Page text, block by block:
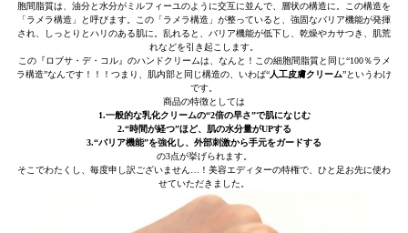
胞間脂質は、油分と水分がミルフィーユのように交互に並んで、層状の構造に。この構造を
「ラメラ構造」と呼びます。この「ラメラ構造」が整っていると、強固なバリア機能が発揮
され、しっとりとハリのある肌に。乱れると、バリア機能が低下し、乾燥やカサつき、肌荒
れなどを引き起こします。
この『ロブサ・デ・コル』のハンドクリームは、なんと！この細胞間脂質と同じ“100％ラメ
ラ構造”なんです！！！つまり、肌内部と同じ構造の、いわば“人工皮膚クリーム”というわけ
です。
商品の特徴としては
1.一般的な乳化クリームの“2倍の早さ”で肌になじむ
2.“時間が経つ”ほど、肌の水分量がUPする
3.“バリア機能”を強化し、外部刺激から手元をガードする
の3点が挙げられます。
そこでわたくし、毎度申し訳ございません…！美容エディターの特権で、ひと足お先に使わ
せていただきました。